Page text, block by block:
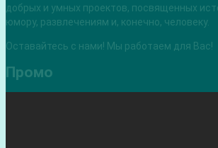
добрых и умных проектов, посвященных
юмору, развлечениям и, конечно, человеку.
Оставайтесь с нами! Мы работаем для Вас!
Промо